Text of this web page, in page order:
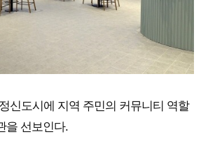
신도시에 지역 주민의 커뮤니티 역할
을 선보인다.